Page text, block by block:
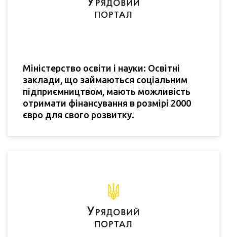
Міністерство освіти і науки: Освітні
заклади, що займаються соціальним
підприємництвом, мають можливість
отримати фінансування в розмірі 2000
євро для свого розвитку.